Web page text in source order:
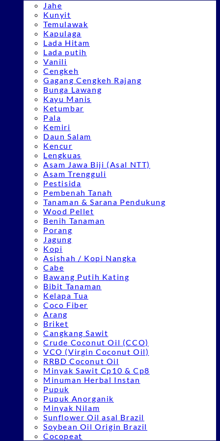
Jahe
Kunyit
Temulawak
Kapulaga
Lada Hitam
Lada putih
Vanili
Cengkeh
Gagang Cengkeh Rajang
Bunga Lawang
Kayu Manis
Ketumbar
Pala
Kemiri
Daun Salam
Kencur
Lengkuas
Asam Jawa Biji (Asal NTT)
Asam Trengguli
Pestisida
Pembenah Tanah
Tanaman & Sarana Pendukung
Wood Pellet
Benih Tanaman
Porang
Jagung
Kopi
Asishah / Kopi Nangka
Cabe
Bawang Putih Kating
Bibit Tanaman
Kelapa Tua
Coco Fiber
Arang
Briket
Cangkang Sawit
Crude Coconut Oil (CCO)
VCO (Virgin Coconut Oil)
RRBD Coconut Oil
Minyak Sawit Cp10 & Cp8
Minuman Herbal Instan
Pupuk
Pupuk Anorganik
Minyak Nilam
Sunflower Oil asal Brazil
Soybean Oil Origin Brazil
Cocopeat